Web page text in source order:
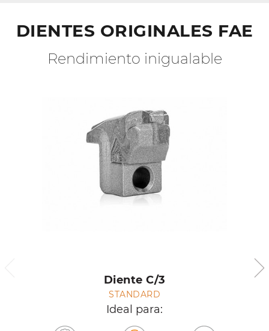
DIENTES ORIGINALES FAE
Rendimiento inigualable
Diente C/3
STANDARD
Ideal para: